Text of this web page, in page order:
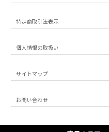
特定商取引法表示
個人情報の取扱い
サイトマップ
お問い合わせ